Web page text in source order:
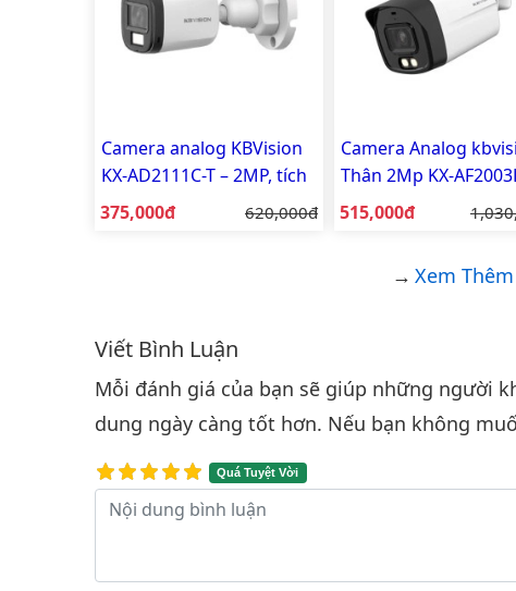
Camera analog KBVision
KX-AD2111C-T – 2MP, tích
hợp mic, vỏ nhựa
Giá bán:
375,000đ Giá gốc:
620,000đ
Camera Analog
Thân 2Mp KX-
A-VN
Giá bán:
515,000đ Giá
Xem
Bình luận & Đánh giá
Viết Bình Luận
Mỗi đánh giá của bạn sẽ giúp những người
dung ngày càng tốt hơn. Nếu bạn không
Quá Tuyệt Vời
Nội dung bình luận